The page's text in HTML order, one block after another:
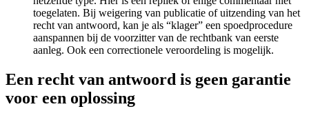
toegelaten. Bij weigering van publicatie of uitzending van het
recht van antwoord, kan je als “klager” een spoedprocedure
aanspannen bij de voorzitter van de rechtbank van eerste
aanleg. Ook een correctionele veroordeling is mogelijk.
Een recht van antwoord is geen garantie
voor een oplossing